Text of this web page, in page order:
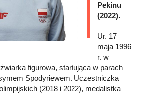
Pekinu
(2022).
Ur. 17
maja 1996
r. w
figurowa, startująca w parach
Spodyriewem. Uczestniczka
(2018 i 2022), medalistka